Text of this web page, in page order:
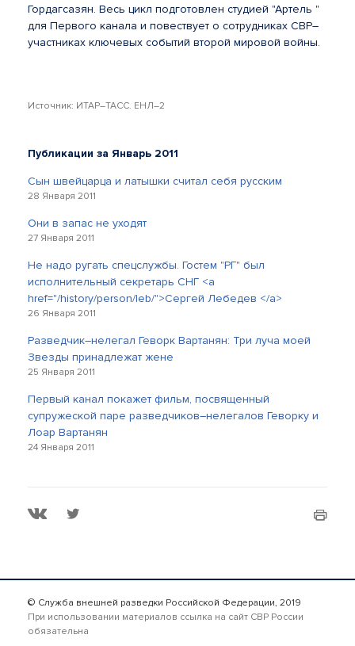
Гордагсазян. Весь цикл подготовлен студией "Артель "
для Первого канала и повествует о сотрудниках СВР–
участниках ключевых событий второй мировой войны.
Источник: ИТАР–ТАСС. ЕНЛ–2
Публикации за Январь 2011
Сын швейцарца и латышки считал себя русским
28 Января 2011
Они в запас не уходят
27 Января 2011
Не надо ругать спецслужбы. Гостем "РГ" был
исполнительный секретарь СНГ <a
href="/history/person/leb/">Сергей Лебедев </a>
26 Января 2011
Разведчик–нелегал Геворк Вартанян: Три луча моей
Звезды принадлежат жене
25 Января 2011
Первый канал покажет фильм, посвященный
супружеской паре разведчиков–нелегалов Геворку и
Лоар Вартанян
24 Января 2011
© Служба внешней разведки Российской Федерации, 2019
При использовании материалов ссылка на сайт СВР России
обязательна